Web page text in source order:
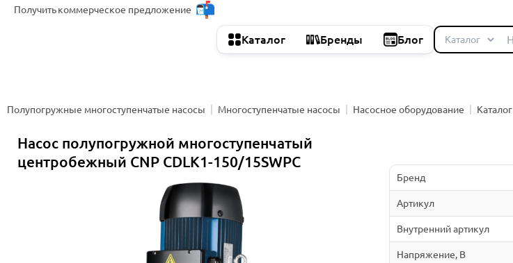
Получитькоммерческое предложение
Каталог Бренды Блог
Полупогружные многоступенчатые насосы Многоступенчатые насосы Насосное оборудование
Каталог
Насос полупогружной многоступенчатый
центробежный CNP CDLK1-150/15SWPC
Бренд
Артикул
Внутренний артикул
Напряжение, В